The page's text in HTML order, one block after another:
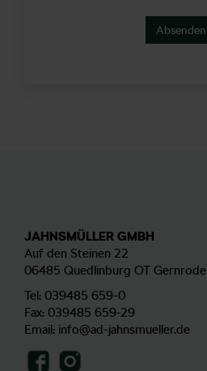
Absenden
JAHNSMÜLLER GMBH
Auf den Steinen 22
06485 Quedlinburg OT Gernrode
Tel: 039485 659-0
Fax: 039485 659-29
Email: info@ad-jahnsmueller.de